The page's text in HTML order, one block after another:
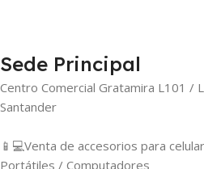
Sede Principal
Centro Comercial Gratamira L101 /
Santander
📱💻Venta de accesorios para
Portátiles / Computadores